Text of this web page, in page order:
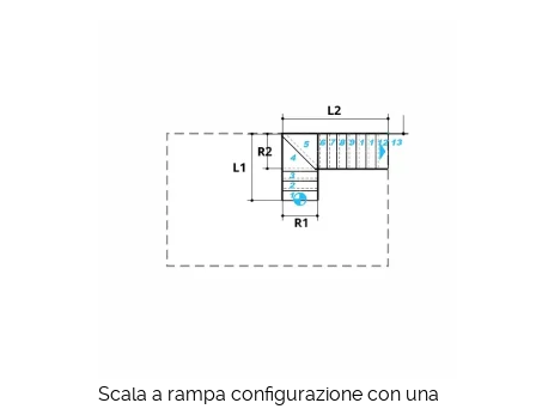
Scala a rampa configurazione con una